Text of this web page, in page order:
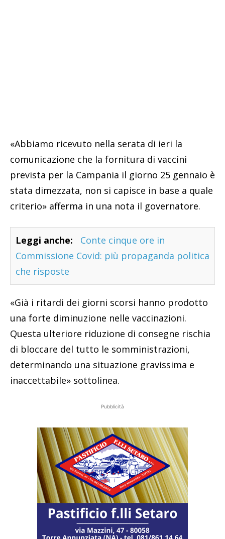
«Abbiamo ricevuto nella serata di ieri la
comunicazione che la fornitura di vaccini
prevista per la Campania il giorno 25 gennaio è
stata dimezzata, non si capisce in base a quale
criterio» afferma in una nota il governatore.
Leggi anche:
Conte cinque ore in
Commissione Covid: più propaganda politica
che risposte
«Già i ritardi dei giorni scorsi hanno prodotto
una forte diminuzione nelle vaccinazioni.
Questa ulteriore riduzione di consegne rischia
di bloccare del tutto le somministrazioni,
determinando una situazione gravissima e
inaccettabile» sottolinea.
Pubblicità